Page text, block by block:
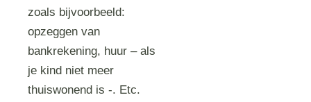
zoals bijvoorbeeld:
opzeggen van
bankrekening, huur – als
je kind niet meer
thuiswonend is -. Etc.